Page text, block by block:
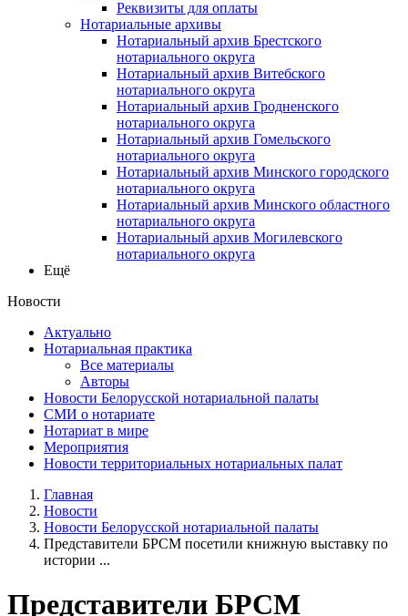
Реквизиты для оплаты
Нотариальные архивы
Нотариальный архив Брестского
нотариального округа
Нотариальный архив Витебского
нотариального округа
Нотариальный архив Гродненского
нотариального округа
Нотариальный архив Гомельского
нотариального округа
Нотариальный архив Минского городского
нотариального округа
Нотариальный архив Минского областного
нотариального округа
Нотариальный архив Могилевского
нотариального округа
Ещё
Новости
Актуально
Нотариальная практика
Все материалы
Авторы
Новости Белорусской нотариальной палаты
СМИ о нотариате
Нотариат в мире
Мероприятия
Новости территориальных нотариальных палат
Главная
Новости
Новости Белорусской нотариальной палаты
Представители БРСМ посетили книжную выставку по
истории ...
Представители БРСМ